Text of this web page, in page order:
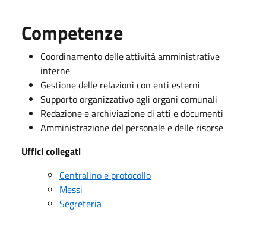
Competenze
Coordinamento delle attività amministrative
interne
Gestione delle relazioni con enti esterni
Supporto organizzativo agli organi comunali
Redazione e archiviazione di atti e documenti
Amministrazione del personale e delle risorse
Uffici collegati
Centralino e protocollo
Messi
Segreteria